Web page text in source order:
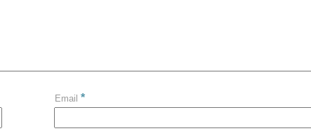
Email*